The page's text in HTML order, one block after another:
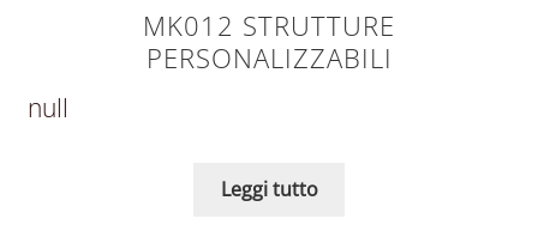
MK012 STRUTTURE
PERSONALIZZABILI
null
Leggi tutto